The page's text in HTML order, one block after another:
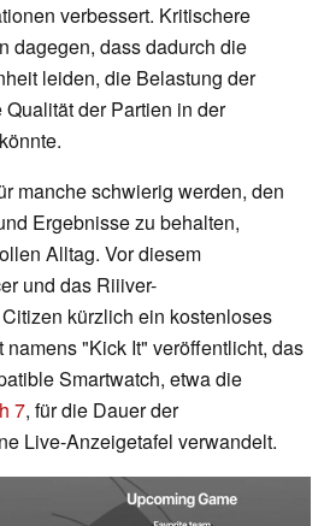
verbessert. Kritischere
dagegen, dass dadurch die
leiden, die Belastung der
der Partien in der
manche schwierig werden, den
Ergebnisse zu behalten,
Alltag. Vor diesem
und das Riiiver-
kürzlich ein kostenloses
"Kick It" veröffentlicht, das
Smartwatch, etwa die
7, für die Dauer der
Live-Anzeigetafel verwandelt.